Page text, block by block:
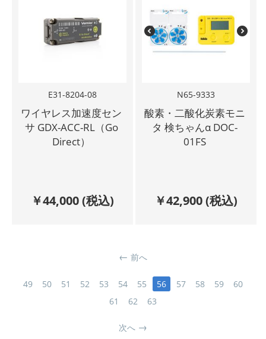
E31-8204-08
ワイヤレス加速度セン
サ GDX-ACC-RL（Go
Direct）
￥44,000(税込)
N65-9333
酸素・二酸化炭素モニ
タ 検ちゃんα DOC-
01FS
￥42,900(税込)
前へ
49 50 51 52 53 54 55 56 57 58 59
60
61
62 63
次へ